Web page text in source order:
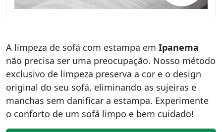
A limpeza de sofá com estampa em Ipanema
não precisa ser uma preocupação. Nosso método
exclusivo de limpeza preserva a cor e o design
original do seu sofá, eliminando as sujeiras e
manchas sem danificar a estampa. Experimente
o conforto de um sofá limpo e bem cuidado!